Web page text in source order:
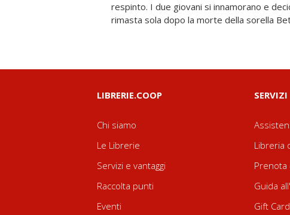
respinto. I due giovani si innamorano e
rimasta sola dopo la morte della sorella
professore tedesco di filosofia, buono,
LIBRERIE.COOP
Chi siamo
Le Librerie
Servizi e vantaggi
Raccolta punti
Eventi
SERVIZI
Libreria
Prenota
Guida
Gift Card